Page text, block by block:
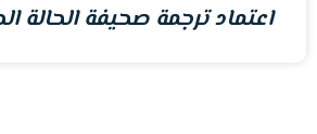
اعتماد ترجمة صحيفة الحالة